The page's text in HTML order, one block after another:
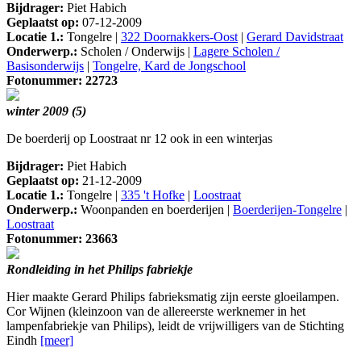
Bijdrager: Piet Habich
Geplaatst op: 07-12-2009
Locatie 1.: Tongelre | 322 Doornakkers-Oost | Gerard Davidstraat
Onderwerp.: Scholen / Onderwijs | Lagere Scholen /
Basisonderwijs | Tongelre, Kard de Jongschool
Fotonummer: 22723
winter 2009 (5)
De boerderij op Loostraat nr 12 ook in een winterjas
Bijdrager: Piet Habich
Geplaatst op: 21-12-2009
Locatie 1.: Tongelre | 335 't Hofke | Loostraat
Onderwerp.: Woonpanden en boerderijen | Boerderijen-Tongelre |
Loostraat
Fotonummer: 23663
Rondleiding in het Philips fabriekje
Hier maakte Gerard Philips fabrieksmatig zijn eerste gloeilampen.
Cor Wijnen (kleinzoon van de allereerste werknemer in het
lampenfabriekje van Philips), leidt de vrijwilligers van de Stichting
Eindh [meer]